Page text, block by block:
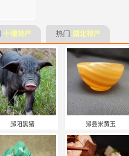
十堰特产 热门 湖北特产
郧阳黑猪 郧县米黄玉